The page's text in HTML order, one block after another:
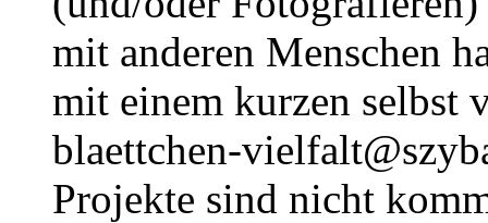
mit anderen Menschen
mit einem kurzen selbst
blaettchen-
Projekte sind nicht